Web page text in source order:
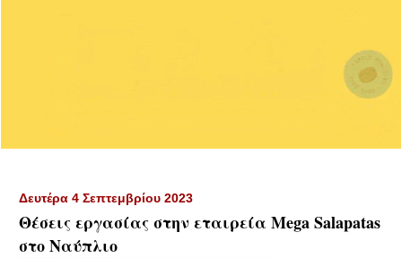
Δευτέρα 4 Σεπτεμβρίου 2023
Θέσεις εργασίας στην εταιρεία Mega Salapatas
στο Ναύπλιο